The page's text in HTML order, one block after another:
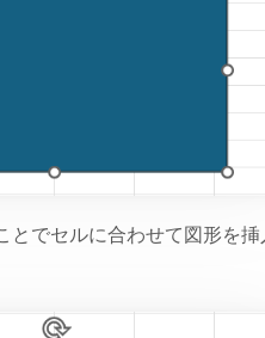
とでセルに合わせて図形を挿